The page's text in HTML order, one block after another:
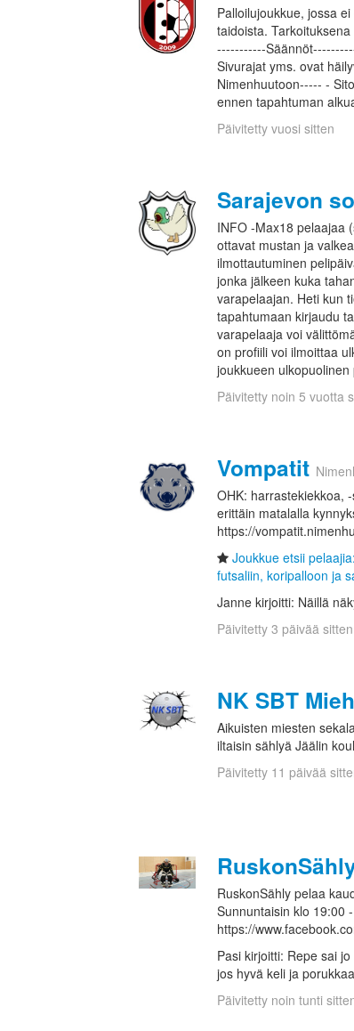
Palloilujoukkue, jossa
taidoista.
-----------
Sivurajat yms. ovat
Nimenhuutoon----- -
ennen tapahtuman
Päivitetty vuosi sitten
Sarajevon
INFO -Max18 pelaajaa
ottavat mustan ja
ilmottautuminen
jonka jälkeen kuka
varapelaajan. Heti kun
tapahtumaan kirjaudu
varapelaaja voi
on profiili voi ilmoittaa
joukkueen ulkopuolinen
Päivitetty noin 5 vuotta
Vompatit
OHK: harrastekiekkoa,
erittäin matalalla
https://
Joukkue etsii
futsaliin, koripalloon ja
Janne kirjoitti: Näillä
Päivitetty 3 päivää sitten
NK SBT
Aikuisten miesten
iltaisin sählyä Jäälin
Päivitetty 11 päivää
RuskonSähly pelaa
Sunnuntaisin klo 19:00
https://
Pasi kirjoitti: Repe sai
jos hyvä keli ja
Päivitetty noin tunti